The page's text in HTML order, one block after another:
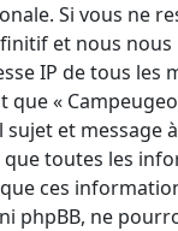
Si vous ne
et nous nous
IP de tous les
que «
et message
toutes les
ces
phpBB, ne